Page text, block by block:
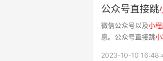
公众号直接跳
微信公众号以及小
息。公众号直接跳小
2023-10-10